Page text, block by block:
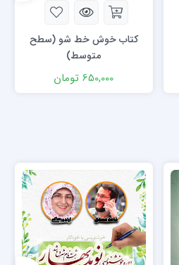
کتاب خوش خط شو (سطح
متوسط)
650,000 تومان